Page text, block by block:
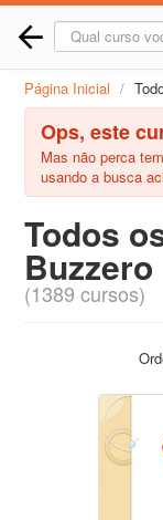
Página Inicial /
Ops, este
Mas não perca
usando a busca
Todos
Buzzero
(1389 cursos)